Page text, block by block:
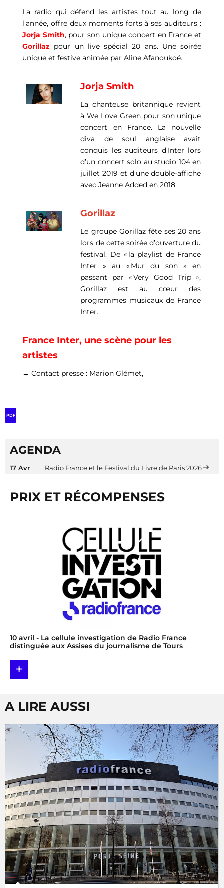
La radio qui défend les artistes tout au long de
l’année, offre deux moments forts à ses auditeurs :
Jorja Smith, pour son unique concert en France et
Gorillaz pour un live spécial 20 ans. Une soirée
unique et festive animée par Aline Afanoukoé.
Jorja Smith
La chanteuse britannique revient
à We Love Green pour son unique
concert en France. La nouvelle
diva de soul anglaise avait
conquis les auditeurs d’Inter lors
d’un concert solo au studio 104 en
juillet 2019 et d’une double-affiche
avec Jeanne Added en 2018.
Gorillaz
Le groupe Gorillaz fête ses 20 ans
lors de cette soirée d’ouverture du
festival. De « la playlist de France
Inter » au « Mur du son » en
passant par « Very Good Trip »,
Gorillaz est au cœur des
programmes musicaux de France
Inter.
France Inter, une scène pour les
artistes
→ Contact presse : Marion Glémet,
PDF
AGENDA
17 Avr Radio France et le Festival du Livre de Paris 2026
PRIX ET RÉCOMPENSES
10 avril - La cellule investigation de Radio France
distinguée aux Assises du journalisme de Tours
+
A LIRE AUSSI